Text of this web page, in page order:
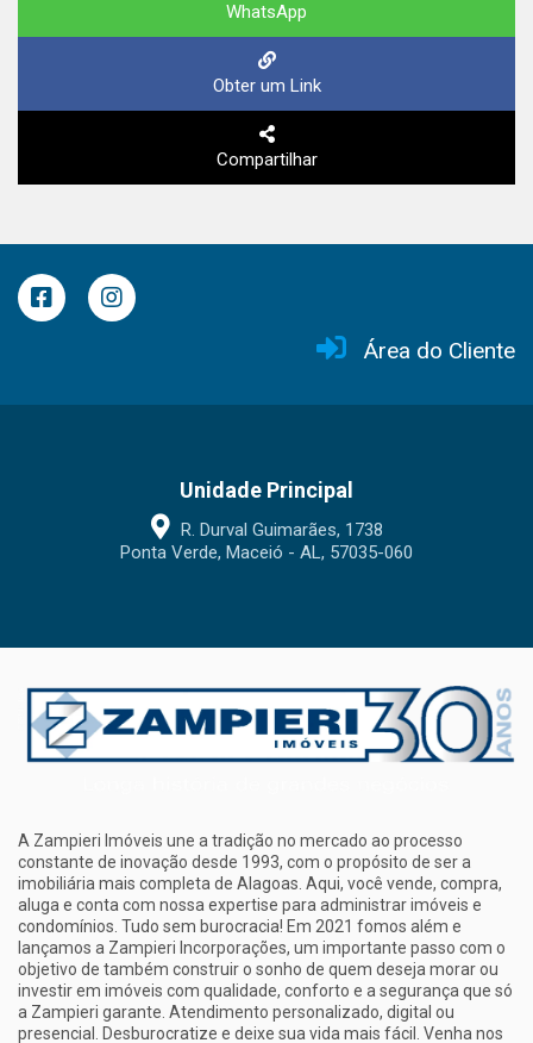
WhatsApp
Obter um Link
Compartilhar
Área do Cliente
Unidade Principal
R. Durval Guimarães, 1738
Ponta Verde, Maceió - AL, 57035-060
A Zampieri Imóveis une a tradição no mercado ao processo
constante de inovação desde 1993, com o propósito de ser a
imobiliária mais completa de Alagoas. Aqui, você vende, compra,
aluga e conta com nossa expertise para administrar imóveis e
condomínios. Tudo sem burocracia! Em 2021 fomos além e
lançamos a Zampieri Incorporações, um importante passo com o
objetivo de também construir o sonho de quem deseja morar ou
investir em imóveis com qualidade, conforto e a segurança que só
a Zampieri garante. Atendimento personalizado, digital ou
presencial. Desburocratize e deixe sua vida mais fácil. Venha nos